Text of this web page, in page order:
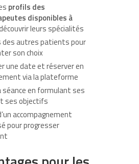
profils des
disponibles à
leurs spécialités
des autres patients pour
son choix
une date et réserver en
via la plateforme
séance en formulant ses
ses objectifs
accompagnement
pour progresser